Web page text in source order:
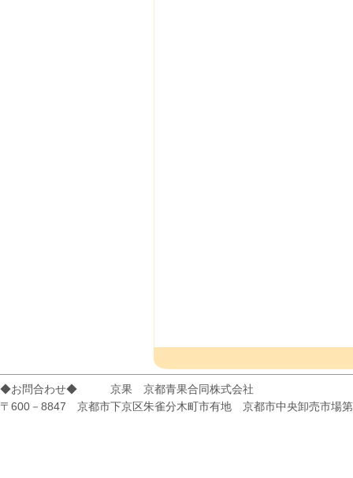
◆お問合わせ◆ 京果 京都青果合同株式会社
〒600－8847 京都市下京区朱雀分木町市有地 京都市中央卸売市